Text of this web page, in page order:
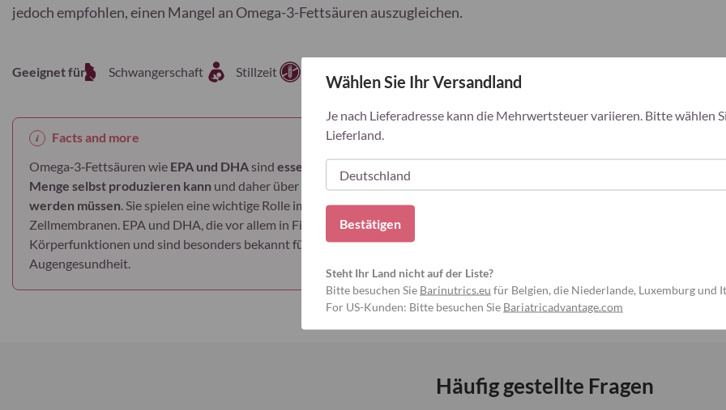
jedoch empfohlen, einen Mangel an Omega-3-Fettsäuren auszugleichen.
Geeignet für Schwangerschaft Stillzeit Glutenfrei Laktosefrei
Facts and more
Omega‑3‑Fettsäuren wie EPA und DHA sind essenzielle Fette, die der Körper nicht in ausreichender
Menge selbst produzieren kann und daher über die
Nahrung oder Nahrungsergänzung aufgenommen
werden müssen. Sie spielen eine wichtige Rolle im Körper und sind ein zentraler Bestandteil der
Zellmembranen. EPA und DHA, die vor allem in Fisch und Algen vorkommen, unterstützen verschiedene
Körperfunktionen und sind besonders bekannt für ihre Rolle bei der Herz-, Gehirn- und
Augengesundheit.
Häufig gestellte Fragen
Wählen Sie Ihr Versandland
Je nach Lieferadresse kann die Mehrwertsteuer variieren. Bitte wählen
Lieferland.
Bestätigen
Steht Ihr Land nicht auf der Liste?
Bitte besuchen Sie Barinutrics.eu für Belgien, die Niederlande, Luxemburg und
For US-Kunden: Bitte besuchen Sie Bariatricadvantage.com